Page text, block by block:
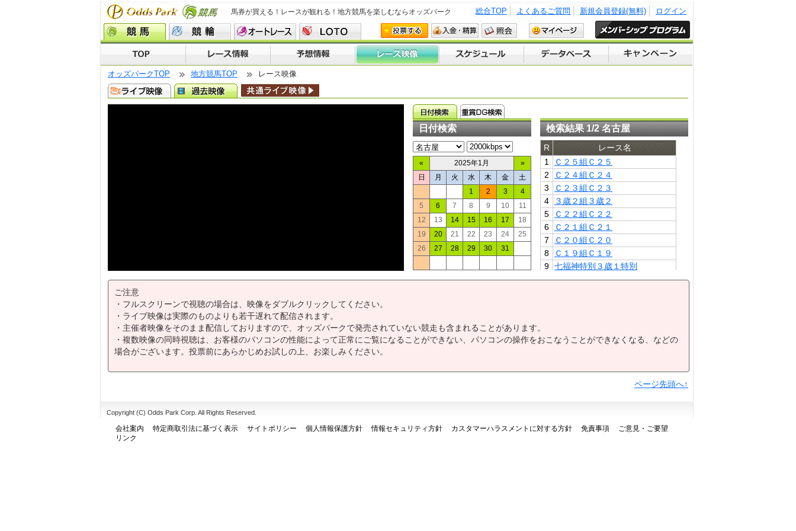
馬券が買える！レースが観れる！地方競馬を楽しむならオッズパーク ログイン
新規会員登録(無料)
よくあるご質問
総合TOP
オッズパークTOP 地方競馬TOP レース映像
日付検索
« 2025年1月
»
日
月 火 水 木 金
土
1
2 3
4
5
6 7 8 9 10
11
12
13 14 15 16 17
18
19
20 21 22 23 24
25
26
27 28 29 30 31
検索結果 1/2 名古屋
R
レース名
1
Ｃ２５組Ｃ２５
2
Ｃ２４組Ｃ２４
3
Ｃ２３組Ｃ２３
4
３歳２組３歳２
5
Ｃ２２組Ｃ２２
6
Ｃ２１組Ｃ２１
7
Ｃ２０組Ｃ２０
8
Ｃ１９組Ｃ１９
9 七福神特別３歳１特別
ハッピーニューイヤー特別Ｂ２
ご注意
・フルスクリーンで視聴の場合は、映像をダブルクリックしてください。
・ライブ映像は実際のものよりも若干遅れて配信されます。
・主催者映像をそのまま配信しておりますので、オッズパークで発売されていない競走も含まれることがあります。
・複数映像の同時視聴は、お客様のパソコンの性能によって正常にご覧になることができない、パソコンの操作をおこなうことができなくなる、などの
場合がございます。投票前にあらかじめお試しの上、お楽しみください。
ページ先頭へ↑
Copyright (C) Odds Park Corp. All Rights Reserved.
会社案内 特定商取引法に基づく表示 サイトポリシー 個人情報保護方針 情報セキュリティ方針 カスタマーハラスメントに対する方針 免責事項
ご意見・ご要望
リンク